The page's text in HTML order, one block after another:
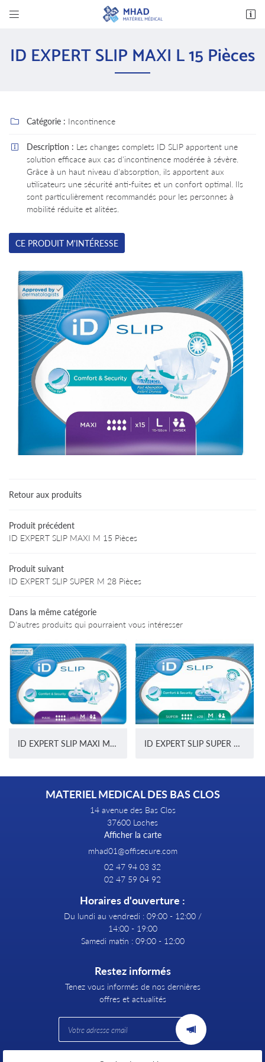

Produits
Avis
Contact

INSCRIPTION
02 47 94 03 32
Adresse email de réception
l'adresse email indiqué ci-dessus. Vous pouvez vous désinscrire à tout moment en utilisant
INSCRIPTION
ID EXPERT SLIP MAXI L 15 Pièces
 Catégorie : Incontinence
 Description : Les changes complets ID SLIP apportent une
solution efficace aux cas d'incontinence modérée à sévère.
Grâce à un haut niveau d'absorption, ils apportent aux
utilisateurs une sécurité anti-fuites et un confort optimal. Ils
sont particulièrement recommandés pour les personnes à
mobilité réduite et alitées.
CE PRODUIT M'INTÉRESSE
Retour aux produits
Produit précédent
ID EXPERT SLIP MAXI M 15 Pièces
Produit suivant
ID EXPERT SLIP SUPER M 28 Pièces
Dans la même catégorie
D'autres produits qui pourraient vous intéresser
ID EXPERT SLIP MAXI M 15 Pièces ID EXPERT SLIP SUPER M 28 Pièces
MATERIEL MEDICAL DES BAS CLOS
14 avenue des Bas Clos
37600 Loches
Afficher la carte
02 47 94 03 32
02 47 59 04 92
Horaires d'ouverture :
Du lundi au vendredi : 09:00 - 12:00 /
14:00 - 19:00
Samedi matin : 09:00 - 12:00
Restez informés
Tenez vous informés de nos dernières
offres et actualités